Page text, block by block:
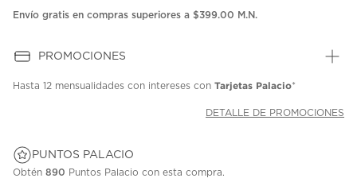
en
Envío gratis en compras superiores a $399.00 M.N.
PROMOCIONES
Hasta 12 mensualidades con intereses con Tarjetas Palacio*
DETALLE DE PROMOCIONES
PUNTOS PALACIO
Obtén 890 Puntos Palacio con esta compra.